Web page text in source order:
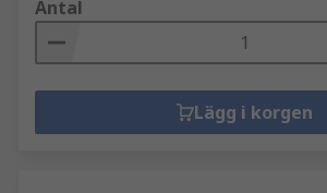
Antal
Lägg i korgen